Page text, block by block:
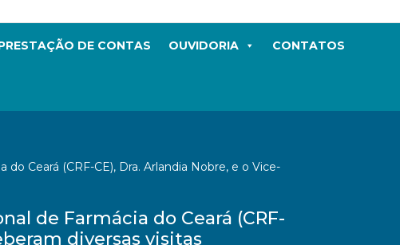
DE CONTAS OUVIDORIA CONTATOS
Ceará (CRF-CE), Dra. Arlandia Nobre, e o Vice-
de Farmácia do Ceará (CRF-
diversas visitas